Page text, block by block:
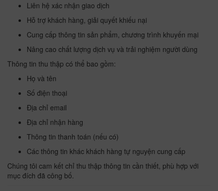
Liên hệ xác nhận giao dịch
Hỗ trợ khách hàng, giải quyết khiếu nại
Cung cấp thông tin sản phẩm, chương trình khuyến mại
Nâng cao chất lượng dịch vụ và trải nghiệm người dùng
Thông tin thu thập có thể bao gồm:
Họ và tên
Số điện thoại
Địa chỉ email
Địa chỉ nhận hàng
Thông tin thanh toán (nếu có)
Các thông tin khác khách hàng tự nguyện cung cấp
Chúng tôi cam kết chỉ thu thập thông tin cần thiết, phù hợp với
mục đích đã công bố.